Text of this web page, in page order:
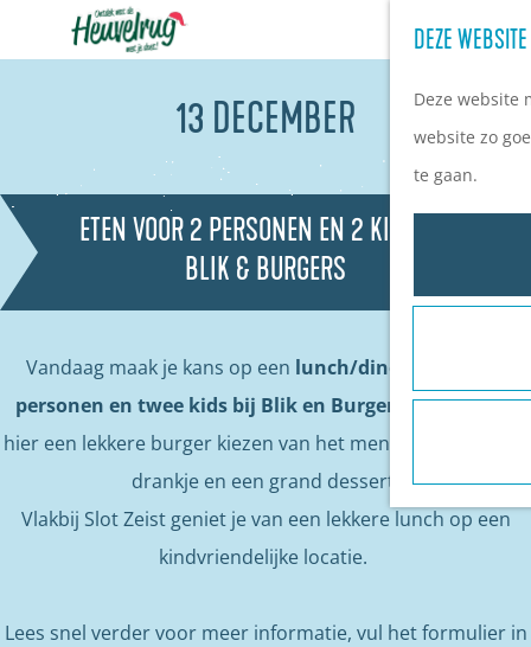
DEZE
Deze website
website zo
te gaan.
G
a
r
e
13 DECEMBER
ETEN VOOR 2 PERSONEN EN 2 KIDS BIJ
BLIK & BURGERS
Vandaag maak je kans op een lunch/diner voor twee
personen en twee kids bij Blik en Burgers Zeist!Je kan
hier een lekkere burger kiezen van het menu, samen met 1
drankje en een grand dessert.
Vlakbij Slot Zeist geniet je van een lekkere lunch op een
kindvriendelijke locatie.
Lees snel verder voor meer informatie, vul het formulier in